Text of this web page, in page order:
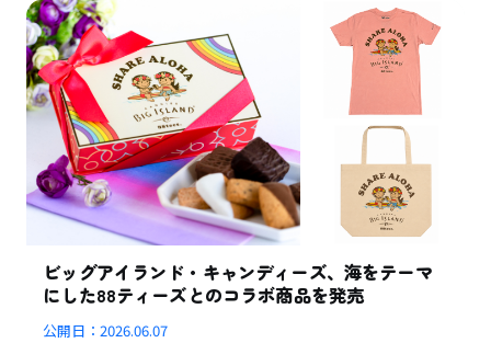
ビッグアイランド・キャンディーズ、海をテーマ
にした88ティーズとのコラボ商品を発売
公開日：2026.06.07